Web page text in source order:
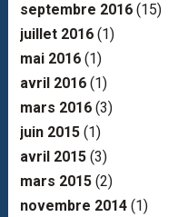
septembre 2016(15)
juillet 2016(1)
mai 2016(1)
avril 2016(1)
mars 2016(3)
juin 2015(1)
avril 2015(3)
mars 2015(2)
novembre 2014(1)